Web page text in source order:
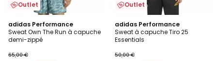
Outlet
adidas Performance
Sweat Own The Run à capuche
demi-zippé
65,00 €
4,9
/ 5
Outlet
adidas Performance
Sweat à capuche Tiro 25
Essentials
50,00 €
4,8
/ 5